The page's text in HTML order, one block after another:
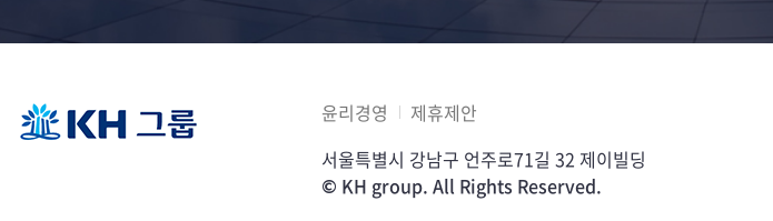
윤리경영
제휴제안
서울특별시 강남구 언주로71길 32 제이빌딩
© KH group. All Rights Reserved.